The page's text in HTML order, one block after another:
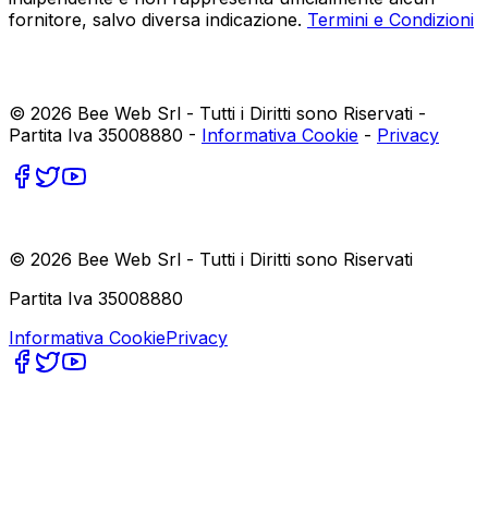
fornitore, salvo diversa indicazione. Termini e Condizioni
© 2026 Bee Web Srl - Tutti i Diritti sono Riservati -
Partita Iva 35008880 - Informativa Cookie - Privacy
© 2026 Bee Web Srl - Tutti i Diritti sono Riservati
Partita Iva 35008880
Informativa CookiePrivacy